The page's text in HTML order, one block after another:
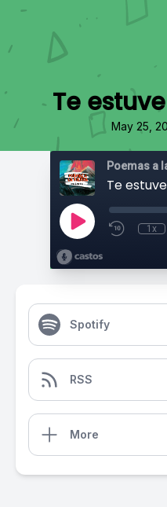
Te
May 25,
Poemas a
Te
1x
Spotify
RSS
More